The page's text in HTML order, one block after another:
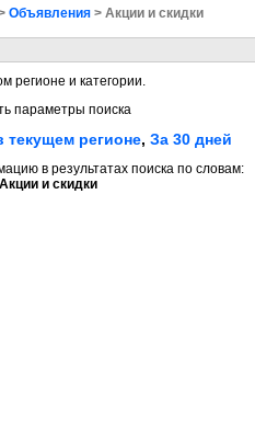
Объявления > Акции и скидки
регионе и категории.
параметры поиска
текущем регионе, За 30 дней
в результатах поиска по словам:
и скидки